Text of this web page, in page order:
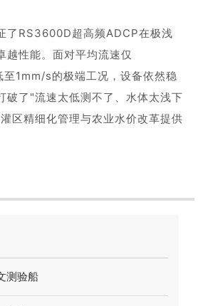
了RS3600D超高频ADCP在极浅
越性能。面对平均流速仅
1mm/s的极端工况，设备依然稳
破了"流速太低测不了、水体太浅下
区精细化管理与农业水价改革提供
测验船